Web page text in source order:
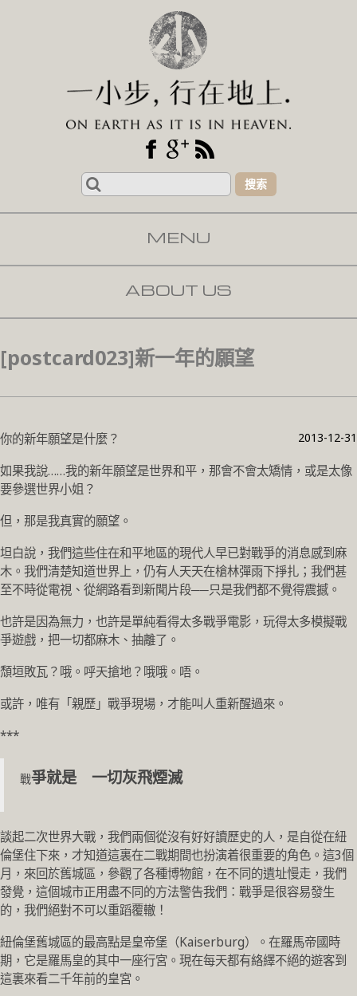
Search
for:
MENU
SKIP TO CONTENT
ABOUT US
[postcard023]新一年的願望
2013-12-31
你的新年願望是什麼？
如果我說……我的新年願望是世界和平，那會不會太矯情，或是太像
要參選世界小姐？
但，那是我真實的願望。
坦白說，我們這些住在和平地區的現代人早已對戰爭的消息感到麻
木。我們清楚知道世界上，仍有人天天在槍林彈雨下掙扎；我們甚
至不時從電視、從網路看到新聞片段──只是我們都不覺得震撼。
也許是因為無力，也許是單純看得太多戰爭電影，玩得太多模擬戰
爭遊戲，把一切都麻木、抽離了。
頹垣敗瓦？哦。呼天搶地？哦哦。唔。
或許，唯有「親歷」戰爭現場，才能叫人重新醒過來。
***
戰爭就是 一切灰飛煙滅
談起二次世界大戰，我們兩個從沒有好好讀歷史的人，是自從在紐
倫堡住下來，才知道這裏在二戰期間也扮演着很重要的角色。這3個
月，來回於舊城區，參觀了各種博物館，在不同的遺址慢走，我們
發覺，這個城市正用盡不同的方法警告我們：戰爭是很容易發生
的，我們絕對不可以重蹈覆轍！
紐倫堡舊城區的最高點是皇帝堡（Kaiserburg）。在羅馬帝國時
期，它是羅馬皇的其中一座行宮。現在每天都有絡繹不絕的遊客到
這裏來看二千年前的皇宮。